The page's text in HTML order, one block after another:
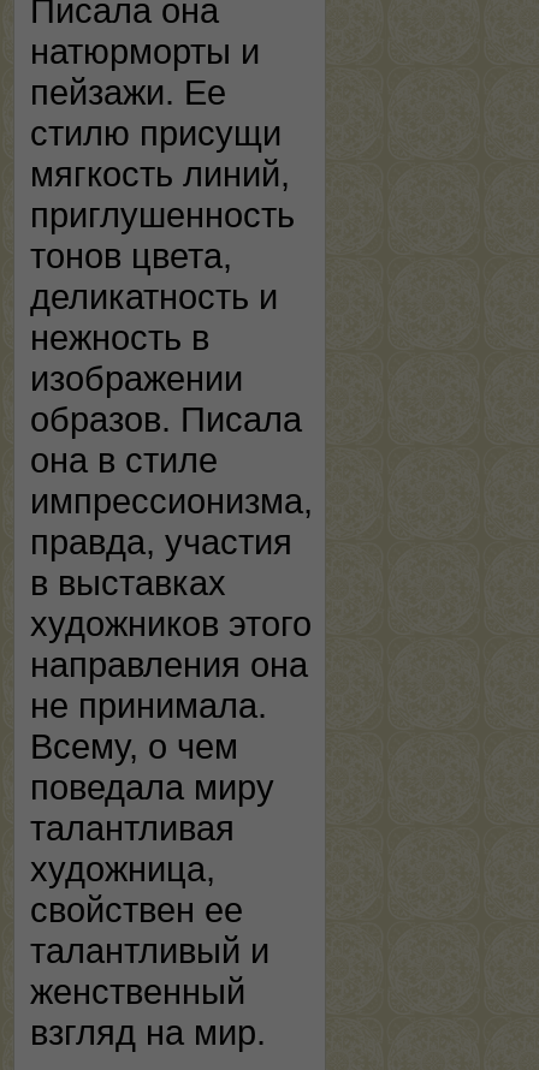
Писала она
натюрморты и
пейзажи. Ее
стилю присущи
мягкость линий,
приглушенность
тонов цвета,
деликатность и
нежность в
изображении
образов. Писала
она в стиле
импрессионизма,
правда, участия
в выставках
художников этого
направления она
не принимала.
Всему, о чем
поведала миру
талантливая
художница,
свойствен ее
талантливый и
женственный
взгляд на мир.